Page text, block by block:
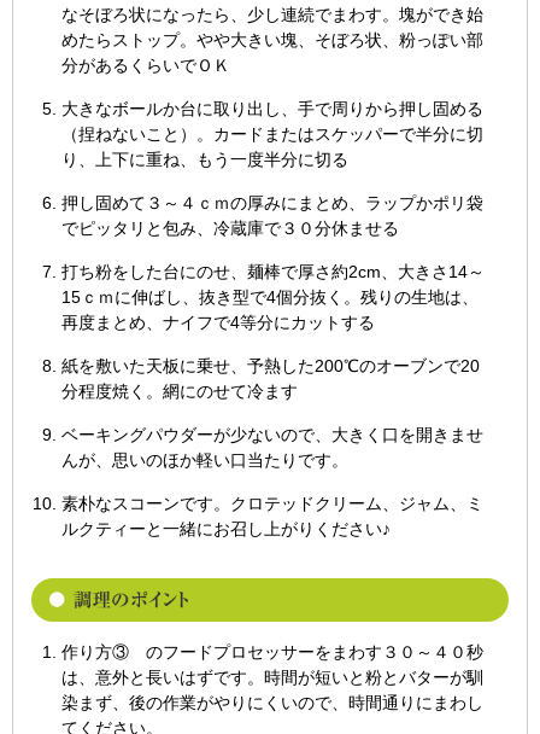
なそぼろ状になったら、少し連続でまわす。塊ができ始
めたらストップ。やや大きい塊、そぼろ状、粉っぽい部
分があるくらいでＯＫ
大きなボールか台に取り出し、手で周りから押し固める
（捏ねないこと）。カードまたはスケッパーで半分に切
り、上下に重ね、もう一度半分に切る
押し固めて３～４ｃｍの厚みにまとめ、ラップかポリ袋
でピッタリと包み、冷蔵庫で３０分休ませる
打ち粉をした台にのせ、麺棒で厚さ約2cm、大きさ14～
15ｃｍに伸ばし、抜き型で4個分抜く。残りの生地は、
再度まとめ、ナイフで4等分にカットする
紙を敷いた天板に乗せ、予熱した200℃のオーブンで20
分程度焼く。網にのせて冷ます
ベーキングパウダーが少ないので、大きく口を開きませ
んが、思いのほか軽い口当たりです。
素朴なスコーンです。クロテッドクリーム、ジャム、ミ
ルクティーと一緒にお召し上がりください♪
作り方③ のフードプロセッサーをまわす３０～４０秒
は、意外と長いはずです。時間が短いと粉とバターが馴
染まず、後の作業がやりにくいので、時間通りにまわし
てください。